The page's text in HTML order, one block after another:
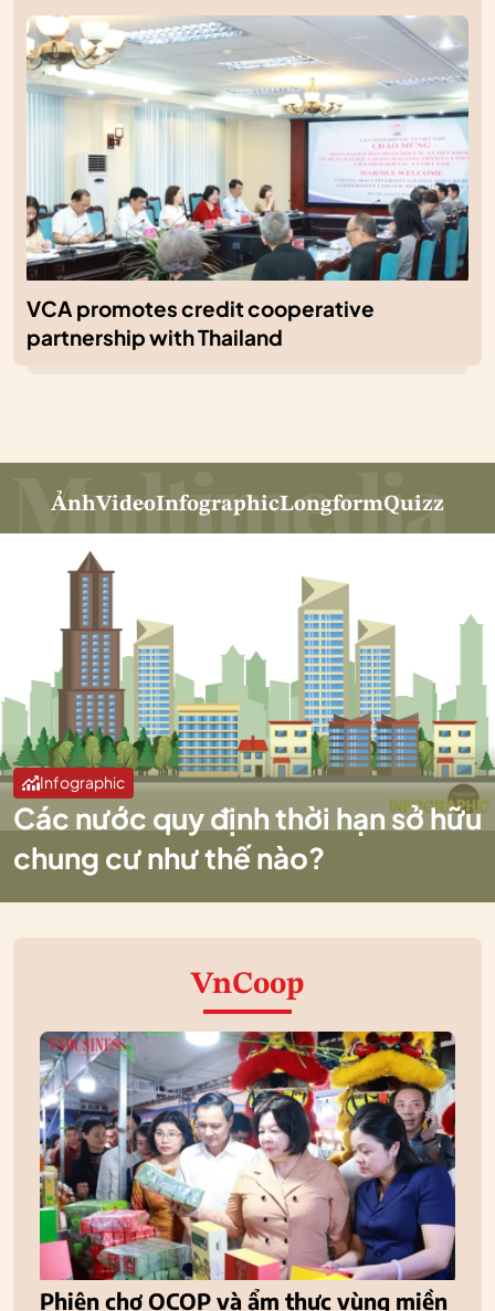
VCA promotes credit cooperative
partnership with Thailand
ẢnhVideoInfographicLongformQuizz
Infographic
Các nước quy định thời hạn sở hữu
chung cư như thế nào?
VnCoop
Phiên chợ OCOP và ẩm thực vùng miền